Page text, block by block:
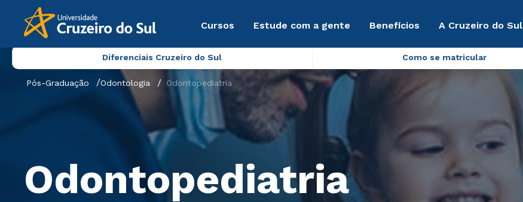
Cursos Estude com a gente Benefícios A Cruzeiro do Sul
Diferenciais Cruzeiro do Sul Como se matricular
Pós-Graduação Odontologia Odontopediatria
Odontopediatria